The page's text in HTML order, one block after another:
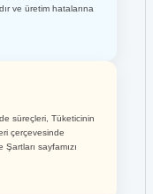
ve üretim hatalarına
süreçleri, Tüketicinin
çerçevesinde
sayfamızı